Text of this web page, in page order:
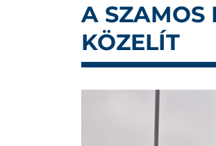
A SZAMOS
KÖZELÍT